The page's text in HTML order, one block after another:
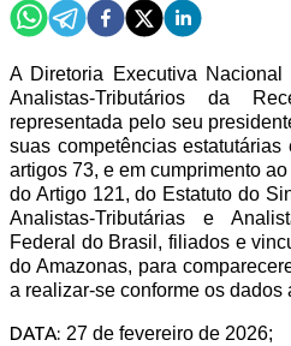
A Diretoria Executiva
Analistas-Tributários da
representada pelo seu
suas competências
artigos 73, e em cumprimento
do Artigo 121, do Estatuto do
Analistas-Tributárias e
Federal do Brasil, filiados e
do Amazonas, para
a realizar-se conforme os dados
DATA: 27 de fevereiro de 2026;